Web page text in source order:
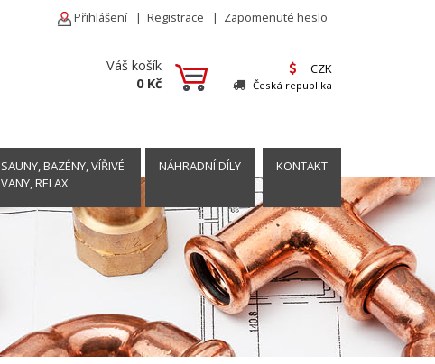
Přihlášení | Registrace | Zapomenuté heslo
Váš košík
0 Kč
CZK
Česká republika
SAUNY, BAZÉNY, VÍŘIVÉ
VANY, RELAX
NÁHRADNÍ DÍLY KONTAKT